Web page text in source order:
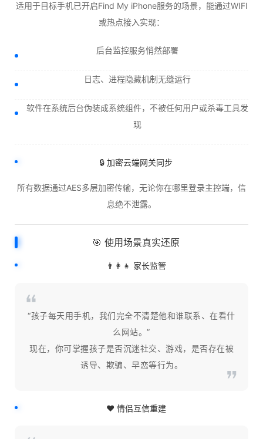
适用于目标手机已开启Find My iPhone服务的场景，能通过WIFI
或热点接入实现：
后台监控服务悄然部署
日志、进程隐藏机制无缝运行
软件在系统后台伪装成系统组件，不被任何用户或杀毒工具发
现
🔒 加密云端网关同步
所有数据通过AES多层加密传输，无论你在哪里登录主控端，信
息绝不泄露。
🎯 使用场景真实还原
👨‍👩‍👧 家长监管
“孩子每天用手机，我们完全不清楚他和谁联系、在看什
么网站。”
现在，你可掌握孩子是否沉迷社交、游戏，是否存在被
诱导、欺骗、早恋等行为。
❤️ 情侣互信重建